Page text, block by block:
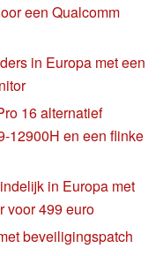
een Qualcomm
in Europa met een
16 alternatief
12900H en een flinke
in Europa met
voor 499 euro
beveiligingspatch